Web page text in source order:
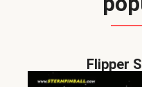
Flipper